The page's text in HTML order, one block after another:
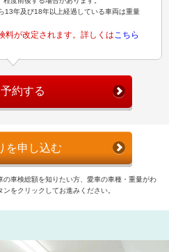
13年及び18年以上経過している車両は重量
が改定されます。詳しくはこちら
約する
を申し込む
車検総額を知りたい方、愛車の車種・重量がわ
をクリックしてお進みください。